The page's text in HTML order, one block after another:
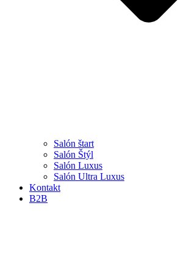
Salón štart
Salón Štýl
Salón Luxus
Salón Ultra Luxus
Kontakt
B2B